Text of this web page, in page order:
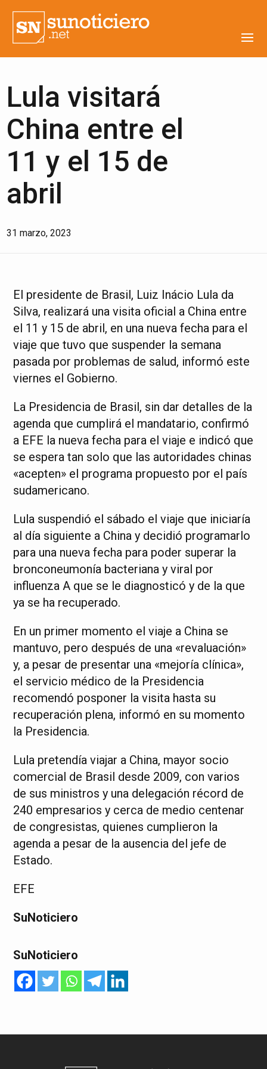
Lula visitará
China entre el
11 y el 15 de
abril
31 marzo, 2023
El presidente de Brasil, Luiz Inácio Lula da
Silva, realizará una visita oficial a China entre
el 11 y 15 de abril, en una nueva fecha para el
viaje que tuvo que suspender la semana
pasada por problemas de salud, informó este
viernes el Gobierno.
La Presidencia de Brasil, sin dar detalles de la
agenda que cumplirá el mandatario, confirmó
a EFE la nueva fecha para el viaje e indicó que
se espera tan solo que las autoridades chinas
«acepten» el programa propuesto por el país
sudamericano.
Lula suspendió el sábado el viaje que iniciaría
al día siguiente a China y decidió programarlo
para una nueva fecha para poder superar la
bronconeumonía bacteriana y viral por
influenza A que se le diagnosticó y de la que
ya se ha recuperado.
En un primer momento el viaje a China se
mantuvo, pero después de una «revaluación»
y, a pesar de presentar una «mejoría clínica»,
el servicio médico de la Presidencia
recomendó posponer la visita hasta su
recuperación plena, informó en su momento
la Presidencia.
Lula pretendía viajar a China, mayor socio
comercial de Brasil desde 2009, con varios
de sus ministros y una delegación récord de
240 empresarios y cerca de medio centenar
de congresistas, quienes cumplieron la
agenda a pesar de la ausencia del jefe de
Estado.
EFE
SuNoticiero
SuNoticiero